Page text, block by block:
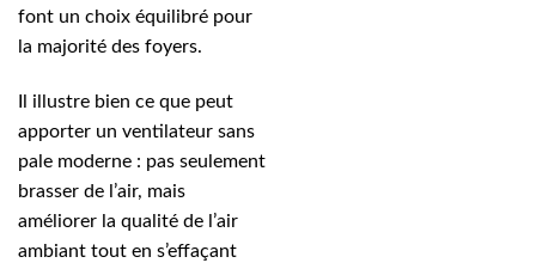
font un choix équilibré pour
la majorité des foyers.
Il illustre bien ce que peut
apporter un ventilateur sans
pale moderne : pas seulement
brasser de l’air, mais
améliorer la qualité de l’air
ambiant tout en s’effaçant